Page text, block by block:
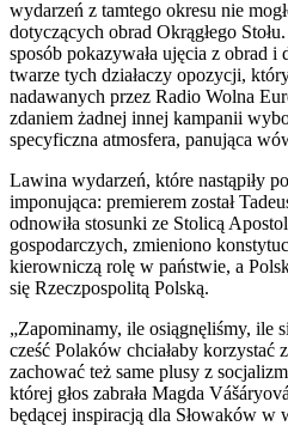
wydarzeń z tamtego okresu nie
dotyczących obrad Okrągłego
sposób pokazywała ujęcia z obrad
twarze tych działaczy opozycji,
nadawanych przez Radio Wolna
zdaniem żadnej innej kampanii
specyficzna atmosfera, panująca
Lawina wydarzeń, które nastąpiły
imponująca: premierem został
odnowiła stosunki ze Stolicą
gospodarczych, zmieniono
kierowniczą rolę w państwie, a
się Rzeczpospolitą Polską.
„Zapominamy, ile osiągnęliśmy, ile
cześć Polaków chciałaby korzystać
zachować też same plusy z
której głos zabrała Magda
będącej inspiracją dla Słowaków w